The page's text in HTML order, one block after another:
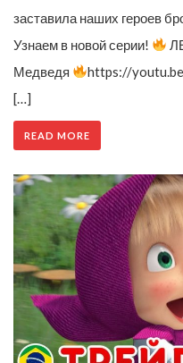
заставила наших героев
Узнаем в новой серии!
Медведя
https://
[…]
READ MORE